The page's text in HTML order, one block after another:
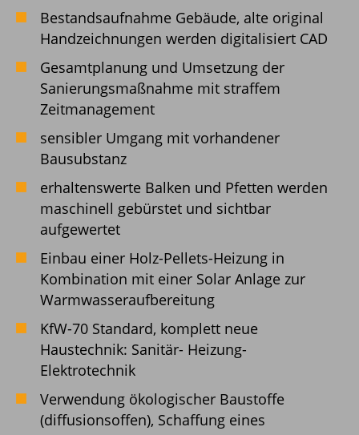
Bestandsaufnahme Gebäude, alte original
Handzeichnungen werden digitalisiert CAD
Gesamtplanung und Umsetzung der
Sanierungsmaßnahme mit straffem
Zeitmanagement
sensibler Umgang mit vorhandener
Bausubstanz
erhaltenswerte Balken und Pfetten werden
maschinell gebürstet und sichtbar
aufgewertet
Einbau einer Holz-Pellets-Heizung in
Kombination mit einer Solar Anlage zur
Warmwasseraufbereitung
KfW-70 Standard, komplett neue
Haustechnik: Sanitär- Heizung-
Elektrotechnik
Verwendung ökologischer Baustoffe
(diffusionsoffen), Schaffung eines